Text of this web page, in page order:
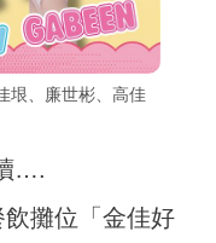
垠、廉世彬、高佳
….
攤位「金佳好